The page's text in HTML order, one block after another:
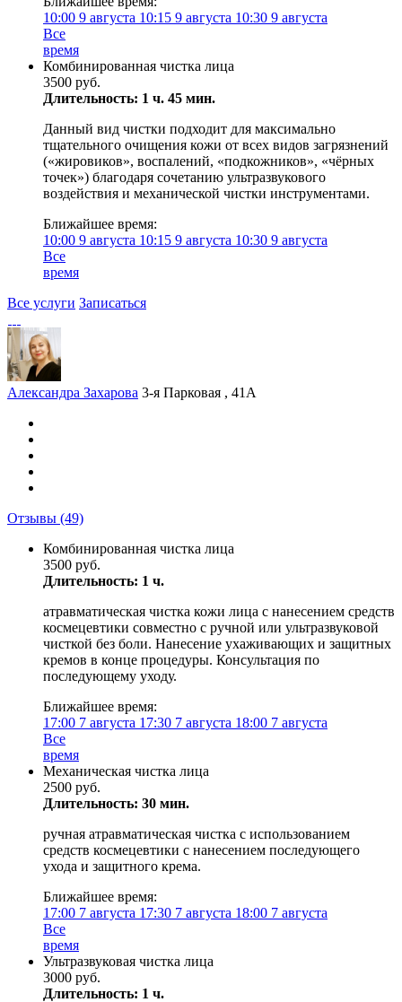
10:00 9 августа 10:15 9 августа 10:30 9 августа
Все
время
Комбинированная чистка лица
3500 руб.
Длительность: 1 ч. 45 мин.
Данный вид чистки подходит для максимально
тщательного очищения кожи от всех видов загрязнений
(«жировиков», воспалений, «подкожников», «чёрных
точек») благодаря сочетанию ультразвукового
воздействия и механической чистки инструментами.
Ближайшее время:
10:00 9 августа 10:15 9 августа 10:30 9 августа
Все
время
Все услуги Записаться
Александра Захарова 3-я Парковая , 41А
Отзывы (49)
Комбинированная чистка лица
3500 руб.
Длительность: 1 ч.
атравматическая чистка кожи лица с нанесением средств
космецевтики совместно с ручной или ультразвуковой
чисткой без боли. Нанесение ухаживающих и защитных
кремов в конце процедуры. Консультация по
последующему уходу.
Ближайшее время:
17:00 7 августа 17:30 7 августа 18:00 7 августа
Все
время
Механическая чистка лица
2500 руб.
Длительность: 30 мин.
ручная атравматическая чистка с использованием
средств космецевтики с нанесением последующего
ухода и защитного крема.
Ближайшее время:
17:00 7 августа 17:30 7 августа 18:00 7 августа
Все
время
Ультразвуковая чистка лица
3000 руб.
Длительность: 1 ч.